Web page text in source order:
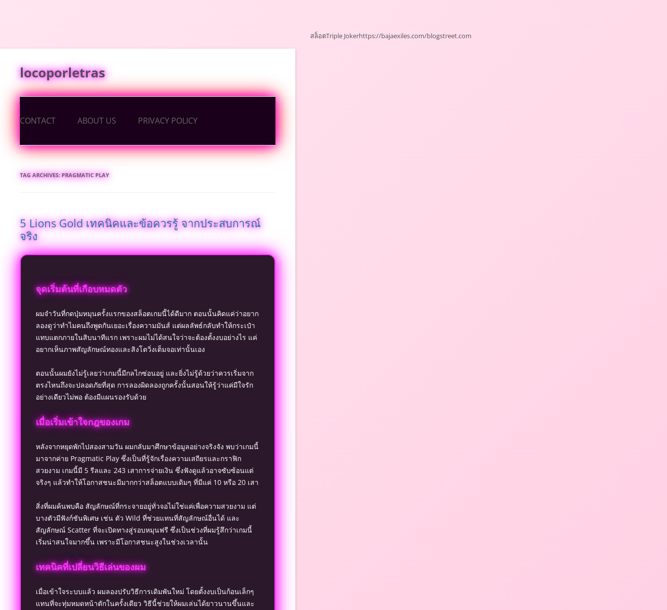
Skip
content
locoporletras
CONTACT ABOUT US PRIVACY POLICY
TAG ARCHIVES: PRAGMATIC PLAY
5 Lions Gold เทคนิคและข้อควรรู้ จากประสบการณ์
จริง
จุดเริ่มต้นที่เกือบหมดตัว
ผมจำวันที่กดปุ่มหมุนครั้งแรกของสล็อตเกมนี้ได้ดีมาก ตอนนั้นคิดแค่ว่าอยาก
ลองดูว่าทำไมคนถึงพูดกันเยอะเรื่องความมันส์ แต่ผลลัพธ์กลับทำให้กระเป๋า
แทบแตกภายในสิบนาทีแรก เพราะผมไม่ได้สนใจว่าจะต้องตั้งงบอย่างไร แค่
อยากเห็นภาพสัญลักษณ์ทองและสิงโตวิ่งเต็มจอเท่านั้นเอง
ตอนนั้นผมยังไม่รู้เลยว่าเกมนี้มีกลไกซ่อนอยู่ และยิ่งไม่รู้ด้วยว่าควรเริ่มจาก
ตรงไหนถึงจะปลอดภัยที่สุด การลองผิดลองถูกครั้งนั้นสอนให้รู้ว่าแค่มีใจรัก
อย่างเดียวไม่พอ ต้องมีแผนรองรับด้วย
เมื่อเริ่มเข้าใจกฎของเกม
หลังจากหยุดพักไปสองสามวัน ผมกลับมาศึกษาข้อมูลอย่างจริงจัง พบว่าเกมนี้
มาจากค่าย Pragmatic Play ซึ่งเป็นที่รู้จักเรื่องความเสถียรและกราฟิก
สวยงาม เกมนี้มี 5 รีลและ 243 เสาการจ่ายเงิน ซึ่งฟังดูแล้วอาจซับซ้อนแต่
จริงๆ แล้วทำให้โอกาสชนะมีมากกว่าสล็อตแบบเดิมๆ ที่มีแค่ 10 หรือ 20 เสา
สิ่งที่ผมค้นพบคือ สัญลักษณ์ที่กระจายอยู่ทั่วจอไม่ใช่แค่เพื่อความสวยงาม แต่
บางตัวมีฟังก์ชันพิเศษ เช่น ตัว Wild ที่ช่วยแทนที่สัญลักษณ์อื่นได้ และ
สัญลักษณ์ Scatter ที่จะเปิดทางสู่รอบหมุนฟรี ซึ่งเป็นช่วงที่ผมรู้สึกว่าเกมนี้
เริ่มน่าสนใจมากขึ้น เพราะมีโอกาสชนะสูงในช่วงเวลานั้น
เทคนิคที่เปลี่ยนวิธีเล่นของผม
เมื่อเข้าใจระบบแล้ว ผมลองปรับวิธีการเดิมพันใหม่ โดยตั้งงบเป็นก้อนเล็กๆ
แทนที่จะทุ่มหมดหน้าตักในครั้งเดียว วิธีนี้ช่วยให้ผมเล่นได้ยาวนานขึ้นและ
สล็อตTriple Jokerhttps://bajaexiles.com/blogstreet.com